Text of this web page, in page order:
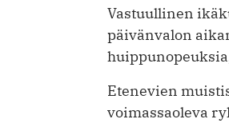
Vastuullinen
päivänvalon
Etenevien
voimassaoleva